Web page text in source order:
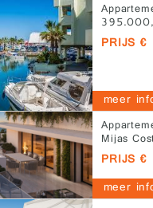
PRIJS
meer
Mijas
PRIJS
meer